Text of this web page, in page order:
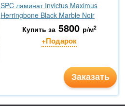
SPC ламинат Invictus Maximus
Herringbone Black Marble Noir
Купить за 5800 р/м2
+Подарок
Заказать